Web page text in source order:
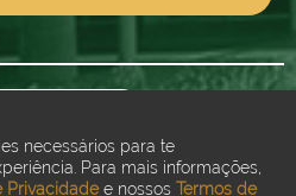
reservados a Polo Shopping Indaiatuba
necessários para te
Para mais informações,
Privacidadee nossos Termos de